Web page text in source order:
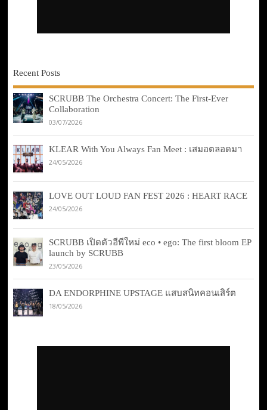
Recent Posts
SCRUBB The Orchestra Concert: The First-Ever
Collaboration
03/07/2026
KLEAR With You Always Fan Meet : เสมอตลอดมา
24/05/2026
LOVE OUT LOUD FAN FEST 2026 : HEART RACE
24/05/2026
SCRUBB เปิดตัวอีพีใหม่ eco • ego: The first bloom EP
launch by SCRUBB
23/05/2026
DA ENDORPHINE UPSTAGE แสบสนิทคอนเสิร์ต
18/05/2026